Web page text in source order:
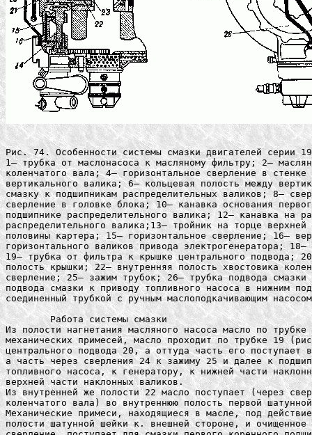
Рис. 74. Особенности системы смазки двигателей серии
1— трубка от маслонасоса к масляному фильтру; 2—
коленчатого вала; 4— горизонтальное сверление в
вертикального валика; 6— кольцевая полость между
смазку к подшипникам распределительных валиков; 8—
сверление в головке блока; 10— канавка основания
подшипнике распределительного валика; 12— канавка на
распределительного валика;13— тройник на торце
половины картера; 15— горизонтальное сверление; 16—
горизонтального валиков привода электрогенератора;
19— трубка от фильтра к крышке центрального подвода;
полость крышки; 22— внутренняя полость хвостовика
сверление; 25— зажим трубок; 26— трубка подвода
подвода смазки к приводу топливного насоса в нижним
соединенный трубкой с ручным маслоподкачивающим
	Работа системы смазки
Из полости нагнетания масляного насоса масло по
механических примесей, масло проходит по трубке 19
центрального подвода 20, а оттуда часть его поступает
а часть через сверления 24 к зажиму 25 и далее к
топливного насоса, к генератору, к нижней части
верхней части наклонных валиков.
Из внутренней же полости 22 масло поступает (через
коленчатого вала) во внутреннюю полость первой
Механические примеси, находящиеся в масле, под
полости шатунной шейки к. внешней стороне, и